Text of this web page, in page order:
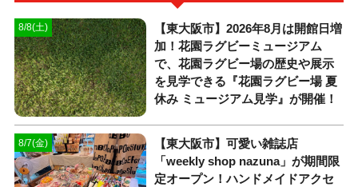
8/8(土)
【東大阪市】2026年8月は開館日増
加！花園ラグビーミュージアム
で、花園ラグビー場の歴史や展示
を見学できる『花園ラグビー場 夏
休み ミュージアム見学』が開催！
8/7(金)
【東大阪市】可愛い雑誌店
「weekly shop nazuna」が期間限
定オープン！ハンドメイドアクセ